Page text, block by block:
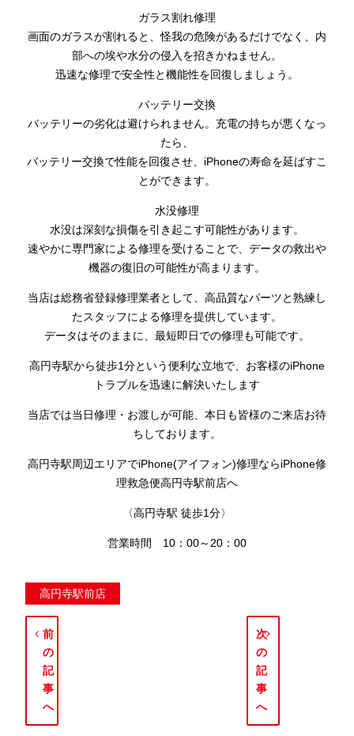
ガラス割れ修理
画面のガラスが割れると、怪我の危険があるだけでなく、内
部への埃や水分の侵入を招きかねません。
迅速な修理で安全性と機能性を回復しましょう。
バッテリー交換
バッテリーの劣化は避けられません。充電の持ちが悪くなっ
たら、
バッテリー交換で性能を回復させ、iPhoneの寿命を延ばすこ
とができます。
水没修理
水没は深刻な損傷を引き起こす可能性があります。
速やかに専門家による修理を受けることで、データの救出や
機器の復旧の可能性が高まります。
当店は総務省登録修理業者として、高品質なパーツと熟練し
たスタッフによる修理を提供しています。
データはそのままに、最短即日での修理も可能です。
高円寺駅から徒歩1分という便利な立地で、お客様のiPhone
トラブルを迅速に解決いたします
当店では当日修理・お渡しが可能、本日も皆様のご来店お待
ちしております。
高円寺駅周辺エリアでiPhone(アイフォン)修理ならiPhone修
理救急便高円寺駅前店へ
〈高円寺駅 徒歩1分〉
営業時間 10：00～20：00
高円寺駅前店
前
の
記
事
へ
次
の
記
事
へ